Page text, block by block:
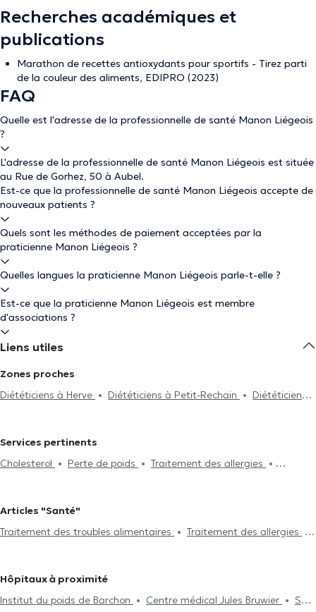
Recherches académiques et
publications
Marathon de recettes antioxydants pour sportifs - Tirez parti
de la couleur des aliments, EDIPRO (2023)
FAQ
Quelle est l'adresse de la professionnelle de santé Manon Liégeois
?
L'adresse de la professionnelle de santé Manon Liégeois est située
au Rue de Gorhez, 50 à Aubel.
Est-ce que la professionnelle de santé Manon Liégeois accepte de
nouveaux patients ?
Quels sont les méthodes de paiement acceptées par la
praticienne Manon Liégeois ?
Quelles langues la praticienne Manon Liégeois parle-t-elle ?
Est-ce que la praticienne Manon Liégeois est membre
d'associations ?
Liens utiles
Zones proches
Diététiciens à Herve
Diététiciens à Petit-Rechain
Diététiciens à
Liège
Diététiciens à Juprelle
Services pertinents
Cholesterol
Perte de poids
Traitement des allergies
Traitement du diabète
nutritionnel
Analyse de la composition du corps
Anémie
Articles "Santé"
Traitement des troubles alimentaires
Traitement des allergies
Hôpitaux à proximité
Institut du poids de Barchon
Centre médical Jules Bruwier
SDT